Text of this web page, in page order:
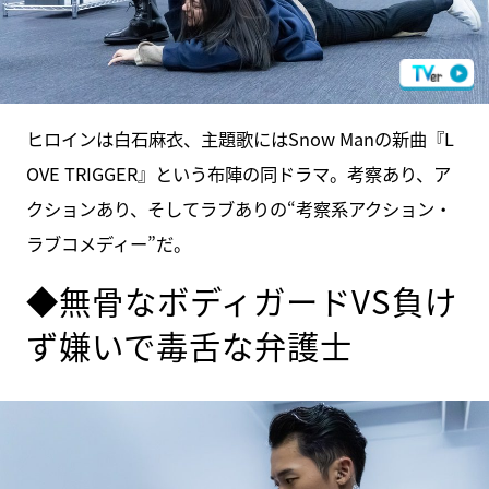
ヒロインは白石麻衣、主題歌にはSnow Manの新曲『L
OVE TRIGGER』という布陣の同ドラマ。考察あり、ア
クションあり、そしてラブありの“考察系アクション・
ラブコメディー”だ。
◆無骨なボディガードVS負け
ず嫌いで毒舌な弁護士